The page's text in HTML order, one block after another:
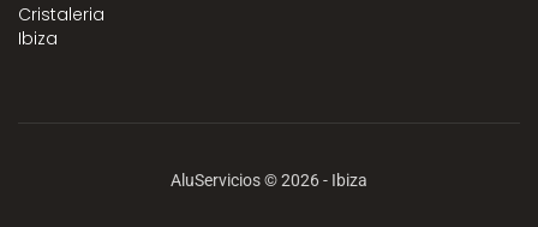
Cristaleria
Ibiza
AluServicios © 2026 - Ibiza